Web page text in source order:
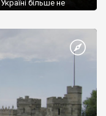
більше не